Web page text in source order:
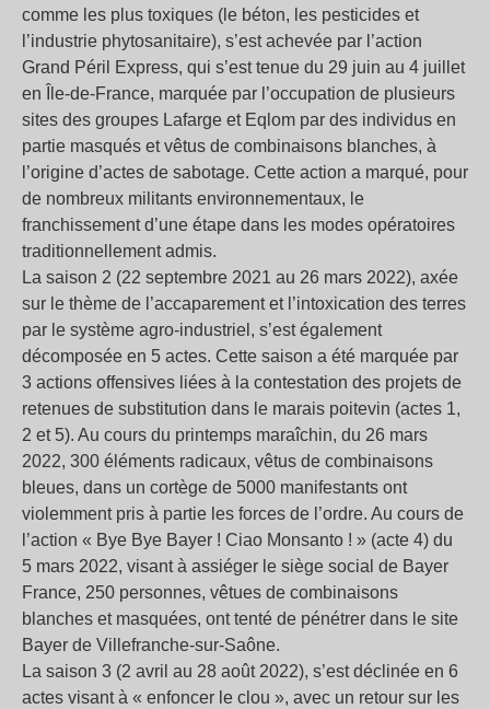
comme les plus toxiques (le béton, les pesticides et
l’industrie phytosanitaire), s’est achevée par l’action
Grand Péril Express, qui s’est tenue du 29 juin au 4 juillet
en Île-de-France, marquée par l’occupation de plusieurs
sites des groupes Lafarge et Eqlom par des individus en
partie masqués et vêtus de combinaisons blanches, à
l’origine d’actes de sabotage. Cette action a marqué, pour
de nombreux militants environnementaux, le
franchissement d’une étape dans les modes opératoires
traditionnellement admis.
La saison 2 (22 septembre 2021 au 26 mars 2022), axée
sur le thème de l’accaparement et l’intoxication des terres
par le système agro-industriel, s’est également
décomposée en 5 actes. Cette saison a été marquée par
3 actions offensives liées à la contestation des projets de
retenues de substitution dans le marais poitevin (actes 1,
2 et 5). Au cours du printemps maraîchin, du 26 mars
2022, 300 éléments radicaux, vêtus de combinaisons
bleues, dans un cortège de 5000 manifestants ont
violemment pris à partie les forces de l’ordre. Au cours de
l’action « Bye Bye Bayer ! Ciao Monsanto ! » (acte 4) du
5 mars 2022, visant à assiéger le siège social de Bayer
France, 250 personnes, vêtues de combinaisons
blanches et masquées, ont tenté de pénétrer dans le site
Bayer de Villefranche-sur-Saône.
La saison 3 (2 avril au 28 août 2022), s’est déclinée en 6
actes visant à « enfoncer le clou », avec un retour sur les